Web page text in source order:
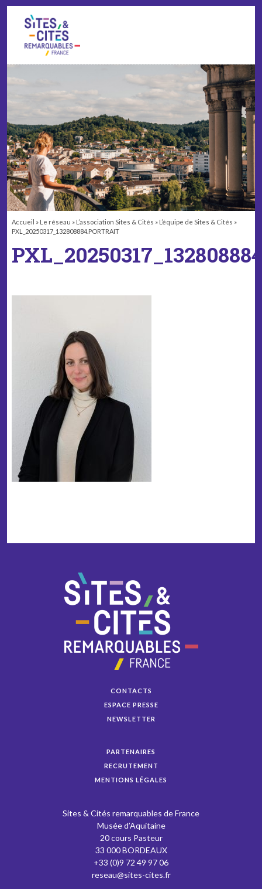
Accueil » Le réseau » L’association Sites & Cités » L’équipe de Sites & Cités »
PXL_20250317_132808884.PORTRAIT
CONTACTS
ESPACE PRESSE
NEWSLETTER
PARTENAIRES
RECRUTEMENT
MENTIONS LÉGALES
Sites & Cités remarquables de France
Musée d’Aquitaine
20 cours Pasteur
33 000 BORDEAUX
+33 (0)9 72 49 97 06
reseau@sites-cites.fr